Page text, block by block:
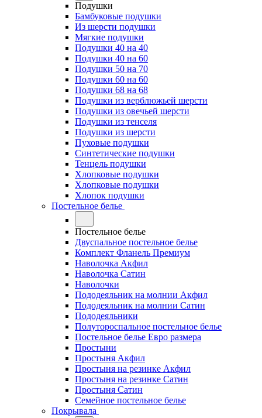
Подушки
Бамбуковые подушки
Из шерсти подушки
Мягкие подушки
Подушки 40 на 40
Подушки 40 на 60
Подушки 50 на 70
Подушки 60 на 60
Подушки 68 на 68
Подушки из верблюжьей шерсти
Подушки из овечьей шерсти
Подушки из тенселя
Подушки из шерсти
Пуховые подушки
Синтетические подушки
Тенцель подушки
Хлопковые подушки
Хлопковые подушки
Хлопок подушки
Постельное белье
Постельное белье
Двуспальное постельное белье
Комплект Фланель Премиум
Наволочка Акфил
Наволочка Сатин
Наволочки
Пододеяльник на молнии Акфил
Пододеяльник на молнии Сатин
Пододеяльники
Полутороспальное постельное белье
Постельное белье Евро размера
Простыни
Простыня Акфил
Простыня на резинке Акфил
Простыня на резинке Сатин
Простыня Сатин
Семейное постельное белье
Покрывала